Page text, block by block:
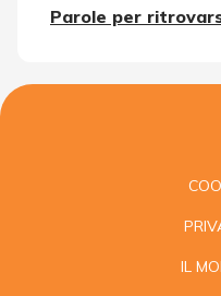
Parole per
IL